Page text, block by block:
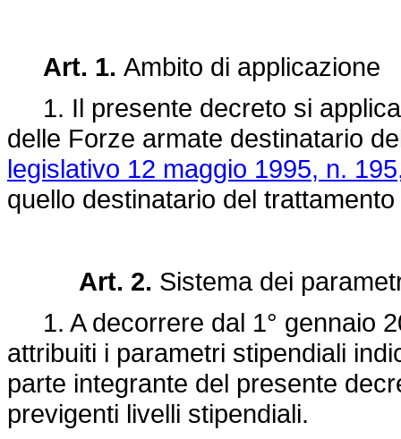
Art. 1. Ambito di applicazione
1. Il presente decreto si
delle Forze armate destinatario
legislativo 12 maggio 1995, n.
quello destinatario del
Art. 2. Sistema dei
1. A decorrere dal 1° gennaio
attribuiti i parametri stipendiali
parte integrante del presente
previgenti livelli stipendiali.